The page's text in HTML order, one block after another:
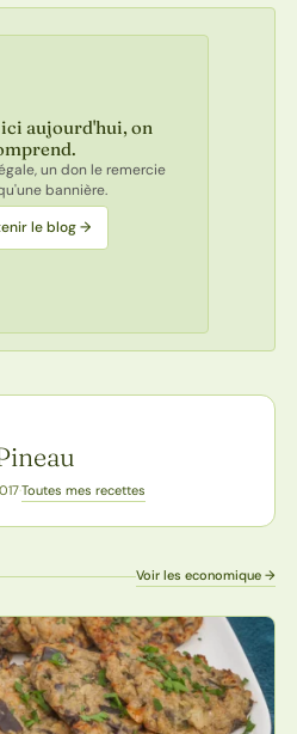
ici aujourd'hui, on
un don le remercie
bannière.
le blog →
·Toutes mes recettes
Voir les economique →